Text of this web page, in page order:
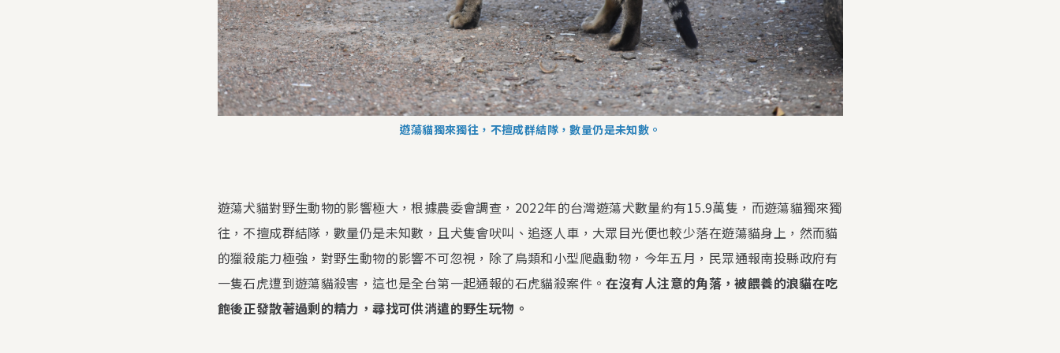
遊蕩貓獨來獨往，不擅成群結隊，數量仍是未知數。
遊蕩犬貓對野生動物的影響極大，根據農委會調查，2022年的台灣遊蕩犬數量約有15.9萬隻，而遊蕩貓獨來獨
往，不擅成群結隊，數量仍是未知數，且犬隻會吠叫、追逐人車，大眾目光便也較少落在遊蕩貓身上，然而貓
的獵殺能力極強，對野生動物的影響不可忽視，除了鳥類和小型爬蟲動物，今年五月，民眾通報南投縣政府有
一隻石虎遭到遊蕩貓殺害，這也是全台第一起通報的石虎貓殺案件。 在沒有人注意的角落，被餵養的浪貓在吃
飽後正發散著過剩的精力，尋找可供消遣的野生玩物。